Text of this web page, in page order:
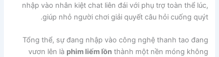
nhập vào nhân kiệt chat liên đái với phụ trợ toàn thể lúc,
giúp nhỏ người chơi giải quyết câu hỏi cuống quýt.
Tổng thể, sự đang nhập vào công nghệ thanh tao đang
vươn lên là phim liếm lồnthành một nền móng không